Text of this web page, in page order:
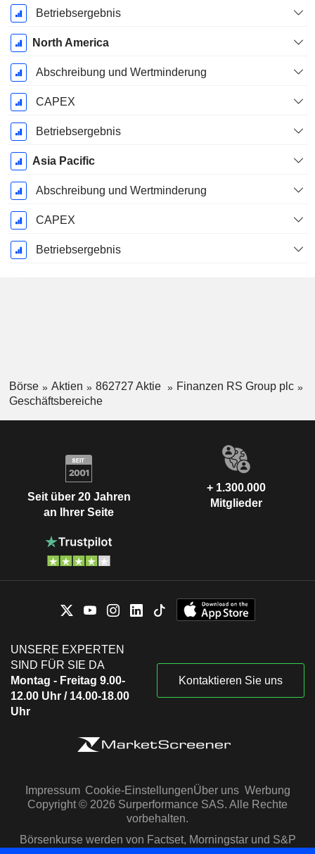
Betriebsergebnis
North America
Abschreibung und Wertminderung
CAPEX
Betriebsergebnis
Asia Pacific
Abschreibung und Wertminderung
CAPEX
Betriebsergebnis
Börse Aktien 862727 Aktie
Finanzen RS Group plc
Geschäftsbereiche
Seit über 20 Jahren
an Ihrer Seite
+ 1.300.000
Mitglieder
UNSERE EXPERTEN
SIND FÜR SIE DA
Montag - Freitag 9.00-
12.00 Uhr / 14.00-18.00
Uhr
Kontaktieren Sie uns
Impressum Cookie-EinstellungenÜber uns Werbung
Copyright © 2026 Surperformance SAS. Alle Rechte
vorbehalten.
Börsenkurse werden von Factset, Morningstar und S&P